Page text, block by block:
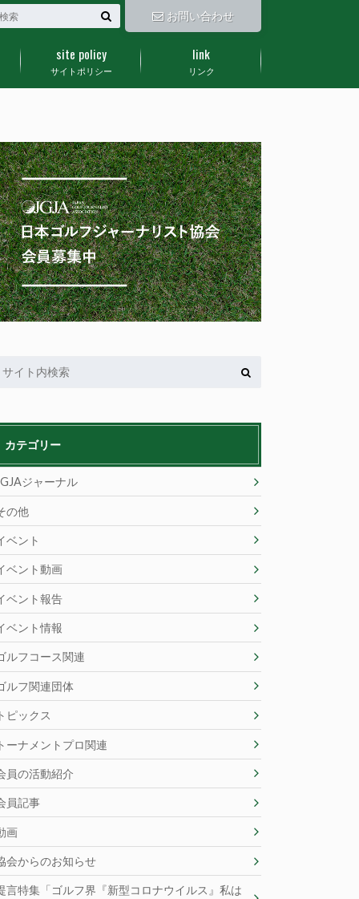
お問い合わせ
サイトポリシー
site policy
リンク
link
カテゴリー
ジャーナル
の他
ベント
ベント動画
ベント報告
ベント情報
ルフコース関連
ルフ関連団体
トピックス
トーナメントプロ関連
員の活動紹介
員記事
画
会からのお知らせ
言特集「ゴルフ界『新型コロナウイルス』私は